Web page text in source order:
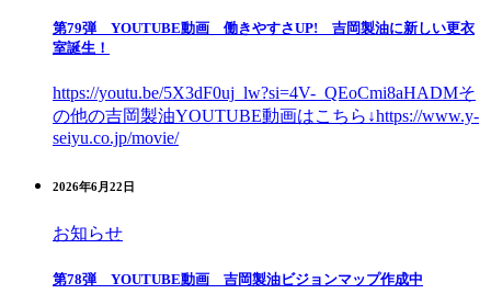
第79弾 YOUTUBE動画 働きやすさUP! 吉岡製油に新しい更衣
室誕生！
https://youtu.be/5X3dF0uj_lw?si=4V-_QEoCmi8aHADMそ
の他の吉岡製油YOUTUBE動画はこちら↓https://www.y-
seiyu.co.jp/movie/
2026年6月22日
お知らせ
第78弾 YOUTUBE動画 吉岡製油ビジョンマップ作成中